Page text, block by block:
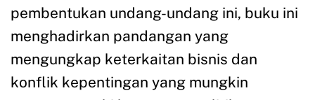
pembentukan undang-undang ini, buku ini
menghadirkan pandangan yang
mengungkap keterkaitan bisnis dan
konflik kepentingan yang mungkin